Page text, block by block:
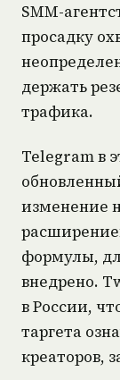
SMM-
просадку
держать
трафика.
Telegram в
изменение
формулы,
внедрено.
в России,
таргета
креаторов,